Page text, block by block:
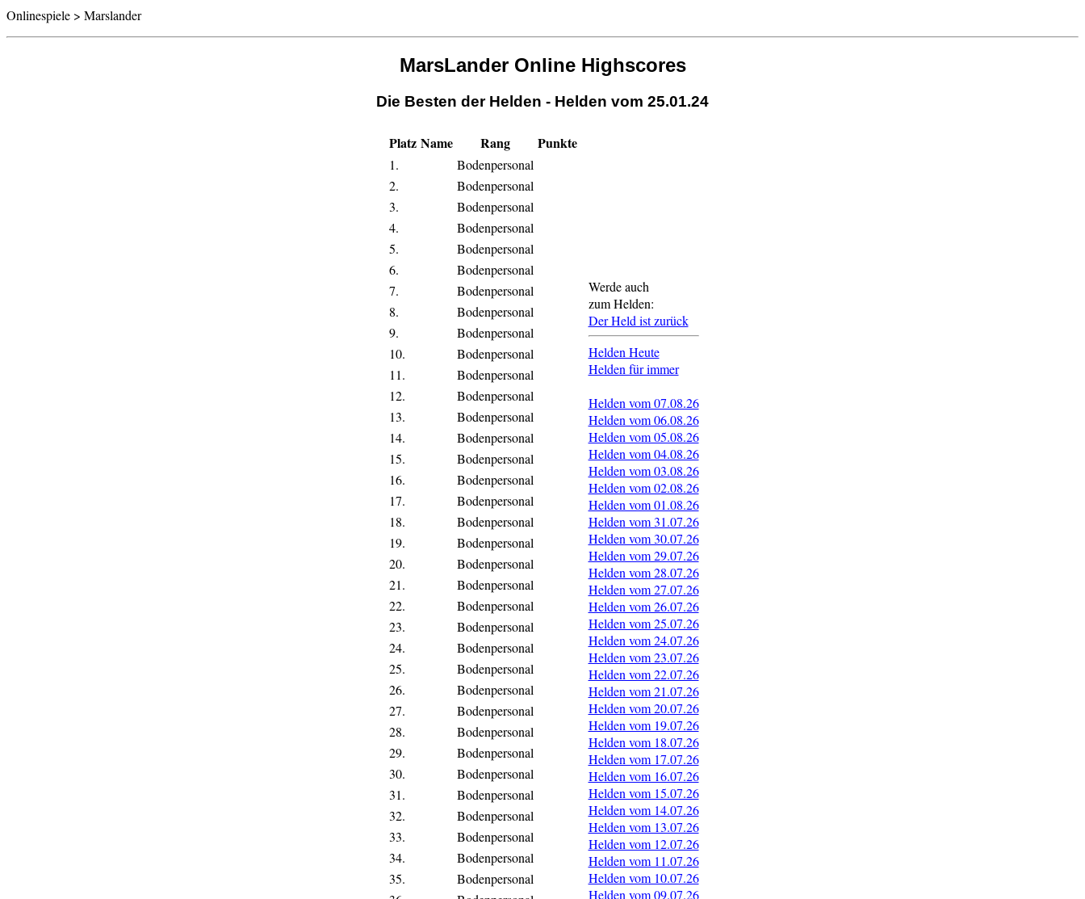
Onlinespiele > Marslander
MarsLander Online Highscores
Die Besten der Helden - Helden vom 25.01.24
Platz Name Rang Punkte
1.
Bodenpersonal
2.
Bodenpersonal
3.
Bodenpersonal
4.
Bodenpersonal
5.
Bodenpersonal
6.
Bodenpersonal
7.
Bodenpersonal
8.
Bodenpersonal
9.
Bodenpersonal
10.
Bodenpersonal
11.
Bodenpersonal
12.
Bodenpersonal
13.
Bodenpersonal
14.
Bodenpersonal
15.
Bodenpersonal
16.
Bodenpersonal
17.
Bodenpersonal
18.
Bodenpersonal
19.
Bodenpersonal
20.
Bodenpersonal
21.
Bodenpersonal
22.
Bodenpersonal
23.
Bodenpersonal
24.
Bodenpersonal
25.
Bodenpersonal
26.
Bodenpersonal
27.
Bodenpersonal
28.
Bodenpersonal
29.
Bodenpersonal
30.
Bodenpersonal
31.
Bodenpersonal
32.
Bodenpersonal
33.
Bodenpersonal
34.
Bodenpersonal
35.
Bodenpersonal
Werde auch
zum Helden:
Der Held ist zurück
Helden Heute
Helden für immer
Helden vom 07.08.26
Helden vom 06.08.26
Helden vom 05.08.26
Helden vom 04.08.26
Helden vom 03.08.26
Helden vom 02.08.26
Helden vom 01.08.26
Helden vom 31.07.26
Helden vom 30.07.26
Helden vom 29.07.26
Helden vom 28.07.26
Helden vom 27.07.26
Helden vom 26.07.26
Helden vom 25.07.26
Helden vom 24.07.26
Helden vom 23.07.26
Helden vom 22.07.26
Helden vom 21.07.26
Helden vom 20.07.26
Helden vom 19.07.26
Helden vom 18.07.26
Helden vom 17.07.26
Helden vom 16.07.26
Helden vom 15.07.26
Helden vom 14.07.26
Helden vom 13.07.26
Helden vom 12.07.26
Helden vom 11.07.26
Helden vom 10.07.26
Helden vom 09.07.26